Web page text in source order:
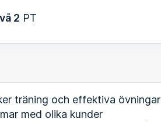
2 PT
träning och effektiva övningar
med olika kunder